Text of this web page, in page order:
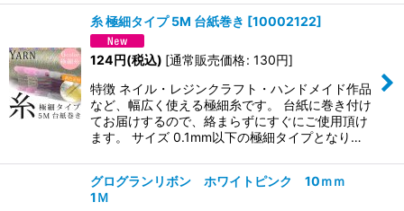
糸 極細タイプ 5M 台紙巻き [10002122]
124円(税込) [通常販売価格: 130円]
特徴 ネイル・レジンクラフト・ハンドメイド作品
など、幅広く使える極細糸です。 台紙に巻き付け
てお届けするので、絡まらずにすぐにご使用頂け
ます。 サイズ 0.1mm以下の極細タイプとなり…
グログランリボン ホワイトピンク 10ｍｍ
1Ｍ